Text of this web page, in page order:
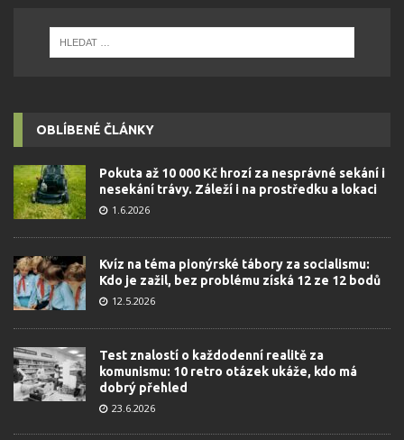
OBLÍBENÉ ČLÁNKY
Pokuta až 10 000 Kč hrozí za nesprávné sekání i
nesekání trávy. Záleží i na prostředku a lokaci
1.6.2026
Kvíz na téma pionýrské tábory za socialismu:
Kdo je zažil, bez problému získá 12 ze 12 bodů
12.5.2026
Test znalostí o každodenní realitě za
komunismu: 10 retro otázek ukáže, kdo má
dobrý přehled
23.6.2026